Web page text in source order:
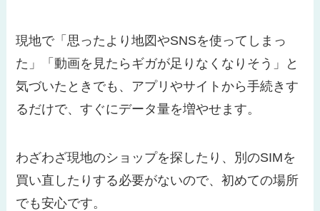
現地で「思ったより地図やSNSを使ってしまっ
た」「動画を見たらギガが足りなくなりそう」と
気づいたときでも、アプリやサイトから手続きす
るだけで、すぐにデータ量を増やせます。
わざわざ現地のショップを探したり、別のSIMを
買い直したりする必要がないので、初めての場所
でも安心です。